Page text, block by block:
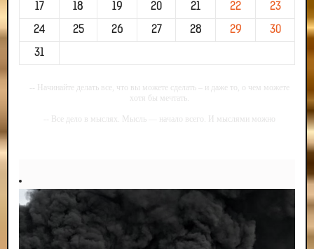
17 18 19 20 21 22 23
24 25 26 27 28 29 30
31
-- Начинайте делать все, что вы можете сделать – и даже то, о чем можете
хотя бы мечтать.
-- Все дело в мыслях. Мысль — начало всего. И мыслями можно
-- Самое большое богатство — это ум. Самая большая нищета — глупость.
Из всех страхов самый пугающий — самолюбование.
-- Лучшее, что можно сделать с хорошим советом, это пропустить его
мимо ушей. Он никогда не бывает полезен никому, кроме того, кто его дал.